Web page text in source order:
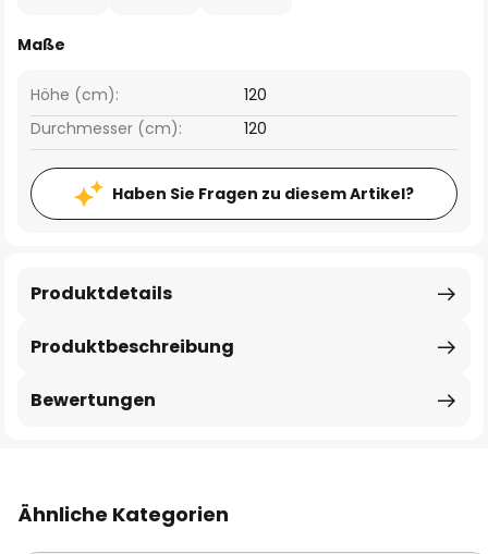
Maße
Höhe (cm):
120
Durchmesser (cm):
120
Haben Sie Fragen zu diesem Artikel?
Produktbeschreibung
Produktdetails
Bewertungen
Ähnliche Kategorien